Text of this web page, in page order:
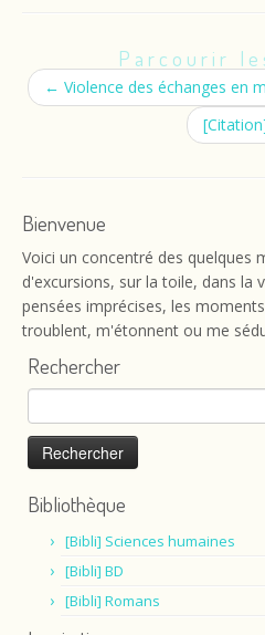
Parcourir
← Violence des échanges en
Bienvenue
Voici un concentré des quelques
d'excursions, sur la toile, dans la
pensées imprécises, les
troublent, m'étonnent ou me
Rechercher
Rechercher :
Bibliothèque
[Bibli] Sciences humaines
[Bibli] BD
[Bibli] Romans